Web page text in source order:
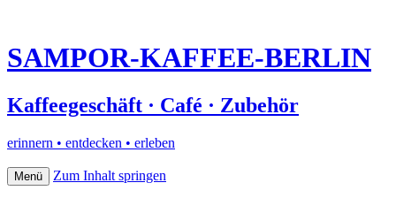
SAMPOR-KAFFEE-BERLIN
Kaffeegeschäft · Café · Zubehör
erinnern • entdecken • erleben
Menü Zum Inhalt springen